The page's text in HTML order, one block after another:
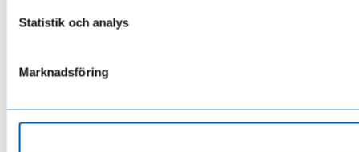
Statistik och analys
Marknadsföring